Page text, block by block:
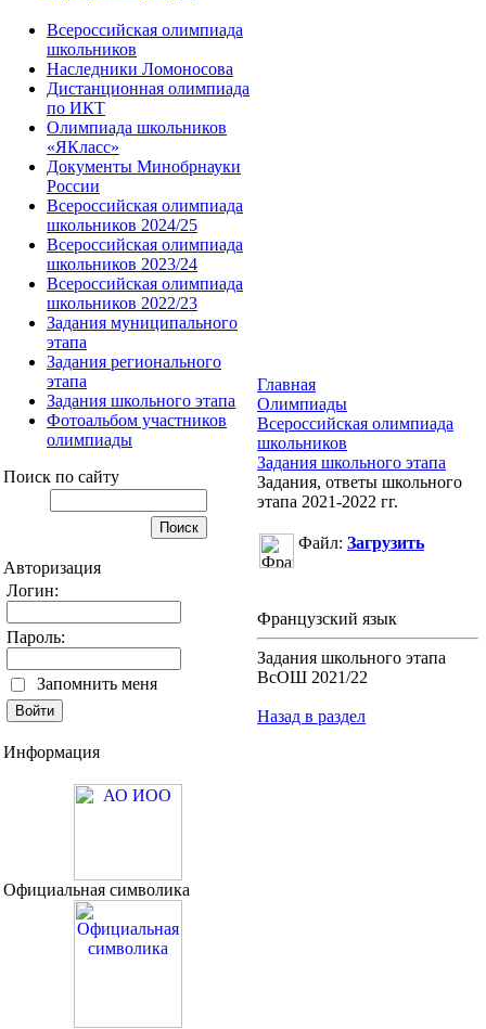
Всероссийская олимпиада
школьников
Наследники Ломоносова
Дистанционная олимпиада
по ИКТ
Олимпиада школьников
«ЯКласс»
Документы Минобрнауки
России
Всероссийская олимпиада
школьников 2024/25
Всероссийская олимпиада
школьников 2023/24
Всероссийская олимпиада
школьников 2022/23
Задания муниципального
этапа
Задания регионального
этапа
Задания школьного этапа
Фотоальбом участников
олимпиады
Поиск по сайту
Авторизация
Логин:
Пароль:
Запомнить меня
Информация
Официальная символика
Главная
Олимпиады
Всероссийская олимпиада
школьников
Задания школьного этапа
Задания, ответы школьного
этапа 2021-2022 гг.
Файл: Загрузить
Французский язык
Задания школьного этапа
ВсОШ 2021/22
Назад в раздел